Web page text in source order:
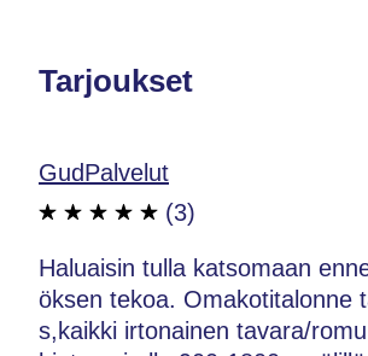
Tarjoukset
GudPalvelut
(3)
Haluaisin tulla katsomaan
öksen tekoa. Omakotitalonne
s,kaikki irtonainen tavara/